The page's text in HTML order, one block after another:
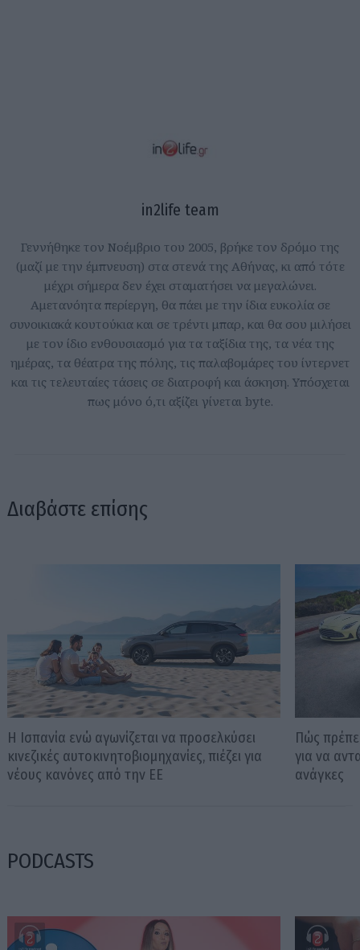
in2life team
Γεννήθηκε τον Νοέμβριο του 2005, βρήκε τον δρόμο της
(μαζί με την έμπνευση) στα στενά της Αθήνας, κι από τότε
μέχρι σήμερα δεν έχει σταματήσει να μεγαλώνει.
Αμετανόητα περίεργη, θα πάει με την ίδια ευκολία σε
συνοικιακά κουτούκια και σε τρέντι μπαρ, και θα σου μιλήσει
με τον ίδιο ενθουσιασμό για τα ταξίδια της, τα νέα της
ημέρας, τα θέατρα της πόλης, τις παλαβομάρες του ίντερνετ
και τις τελευταίες τάσεις σε διατροφή και άσκηση. Υπόσχεται
πως μόνο ό,τι αξίζει γίνεται byte.
Διαβάστε επίσης
Η Ισπανία ενώ αγωνίζεται να προσελκύσει
κινεζικές αυτοκινητοβιομηχανίες, πιέζει για
νέους κανόνες από την ΕΕ
Πώς
για να
ανάγκες
PODCASTS